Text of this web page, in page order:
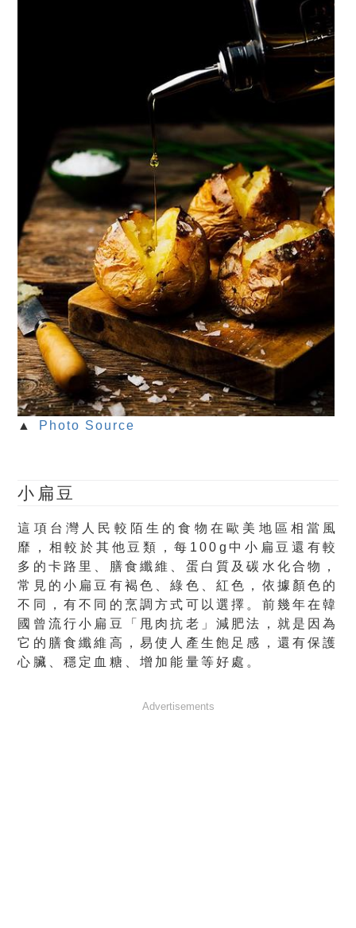
▲ Photo Source
小扁豆
這項台灣人民較陌生的食物在歐美地區相當風
靡，相較於其他豆類，每100g中小扁豆還有較
多的卡路里、膳食纖維、蛋白質及碳水化合物，
常見的小扁豆有褐色、綠色、紅色，依據顏色的
不同，有不同的烹調方式可以選擇。前幾年在韓
國曾流行小扁豆「甩肉抗老」減肥法，就是因為
它的膳食纖維高，易使人產生飽足感，還有保護
心臟、穩定血糖、增加能量等好處。
Advertisements